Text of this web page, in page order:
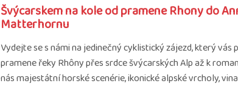
Švýcarskem na kole od pramene Rhony do
Matterhornu
Vydejte se s námi na jedinečný cyklistický zájezd, který
pramene řeky Rhôny přes srdce švýcarských Alp až k
nás majestátní horské scenérie, ikonické alpské vrcholy,